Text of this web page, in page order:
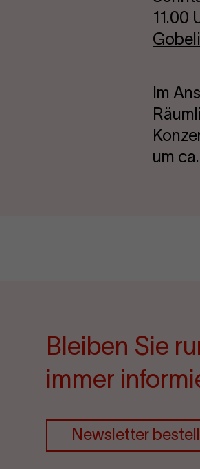
11.00
Im
um
Bleiben Sie
immer
Newsletter